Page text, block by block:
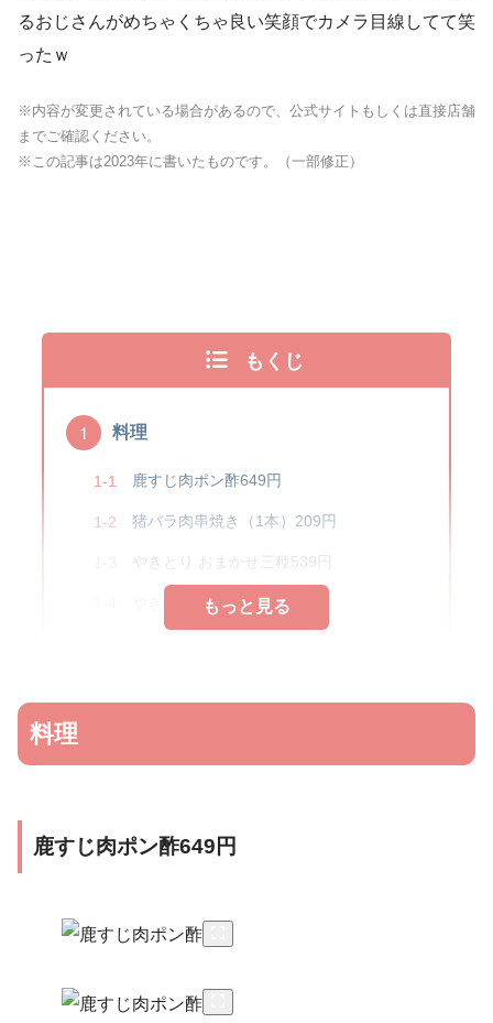
るおじさんがめちゃくちゃ良い笑顔でカメラ目線してて笑
ったｗ
※内容が変更されている場合があるので、公式サイトもしくは直接店舗
までご確認ください。
※この記事は2023年に書いたものです。（一部修正）
もくじ
料理
鹿すじ肉ポン酢649円
猪バラ肉串焼き（1本）209円
やきとり おまかせ三種539円
やきとり つなぎ（大動脈）
もっと見る
料理
鹿すじ肉ポン酢649円